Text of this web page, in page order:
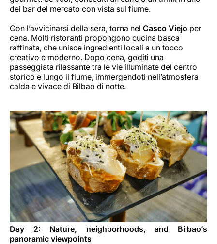
dei bar del mercato con vista sul fiume.
Con l’avvicinarsi della sera, torna nel Casco Viejo per
cena. Molti ristoranti propongono cucina basca
raffinata, che unisce ingredienti locali a un tocco
creativo e moderno. Dopo cena, goditi una
passeggiata rilassante tra le vie illuminate del centro
storico e lungo il fiume, immergendoti nell’atmosfera
calda e vivace di Bilbao di notte.
Day 2: Nature, neighborhoods, and Bilbao’s
panoramic viewpoints